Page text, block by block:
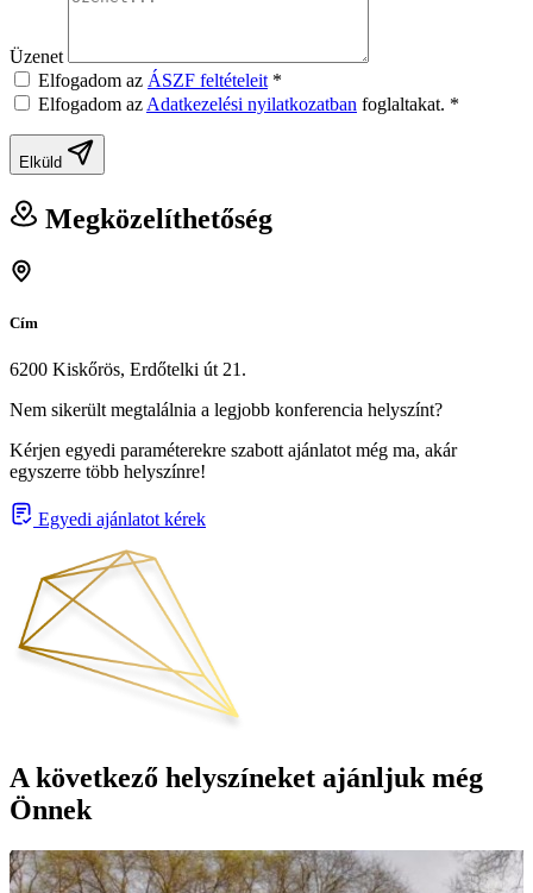
Üzenet
Elfogadom az ÁSZF feltételeit *
Elfogadom az Adatkezelési nyilatkozatban foglaltakat. *
Elküld
Megközelíthetőség
Cím
6200 Kiskőrös, Erdőtelki út 21.
Nem sikerült megtalálnia a legjobb konferencia helyszínt?
Kérjen egyedi paraméterekre szabott ajánlatot még ma, akár
egyszerre több helyszínre!
Egyedi ajánlatot kérek
A következő helyszíneket ajánljuk még
Önnek